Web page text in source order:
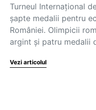
Turneul Internaţional
șapte medalii pentru
României. Olimpicii
argint și patru medalii
Vezi articolul